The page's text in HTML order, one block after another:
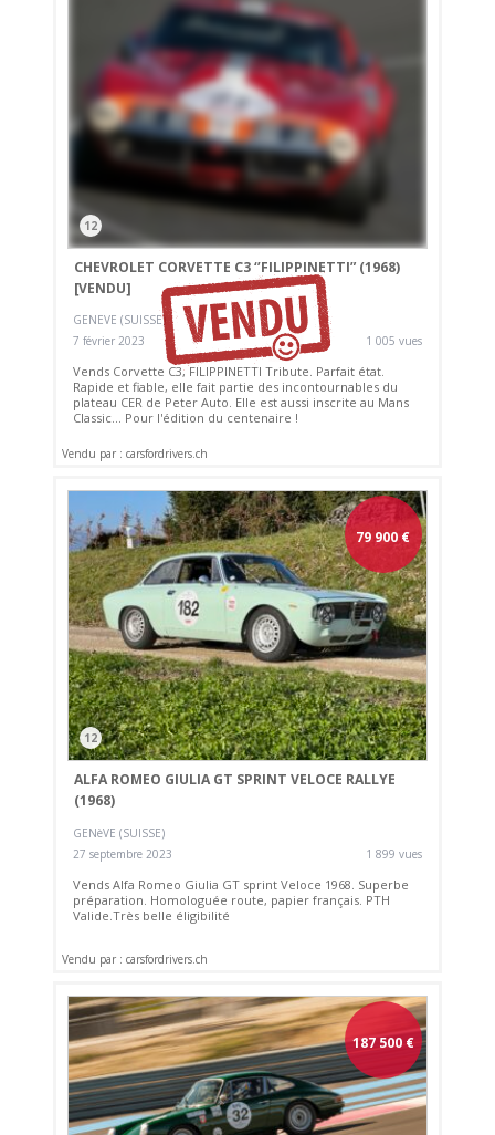
12
CHEVROLET CORVETTE C3 ‘’FILIPPINETTI” (1968)
[VENDU]
GENEVE (SUISSE)
7 février 2023
1 005 vues
Vends Corvette C3, FILIPPINETTI Tribute. Parfait état.
Rapide et fiable, elle fait partie des incontournables du
plateau CER de Peter Auto. Elle est aussi inscrite au Mans
Classic... Pour l'édition du centenaire !
Vendu par : carsfordrivers.ch
79 900 €
12
ALFA ROMEO GIULIA GT SPRINT VELOCE RALLYE
(1968)
GENèVE (SUISSE)
27 septembre 2023
1 899 vues
Vends Alfa Romeo Giulia GT sprint Veloce 1968. Superbe
préparation. Homologuée route, papier français. PTH
Valide.Très belle éligibilité
Vendu par : carsfordrivers.ch
187 500€